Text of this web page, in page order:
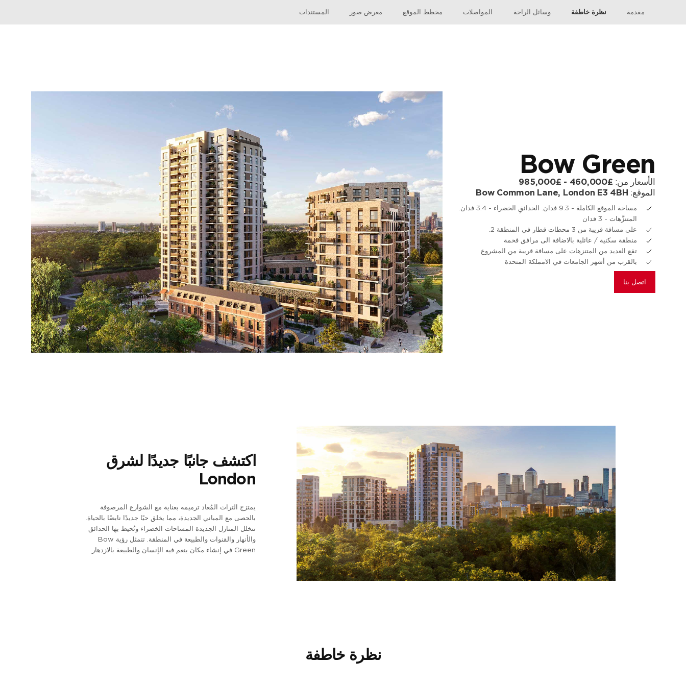
مقدمة نظرة خاطفة وسائل الراحة المواصلات مخطط الموقع معرض صور المستندات
Bow Green
الأسعار من: £460,000 - £985,000
الموقع: Bow Common Lane, London E3 4BH
مساحة الموقع الكاملة - 9.3 فدان. الحدائقِ الخضراء - 3.4 فدان.
المتنزَّهات - 3 فدان
على مسافة قريبة من 3 محطات قطار في المنطقة 2.
منطقة سكنية / عائلية بالاضافة الى مرافق فخمة
تقع العديد من المتنزهات على مسافة قريبة من المشروع
بالقرب من أشهر الجامعات في الامملكة المتحدة
اتصل بنا
اكتشف جانبًا جديدًا لشرق
London
يمتزج التراث المُعاد ترميمه بعناية مع الشوارع المرصوفة
بالحصى مع المباني الجديدة، مما يخلق حيًا جديدًا نابضًا بالحياة.
تتخلل المنازل الجديدة المساحات الخضراء وتُحيط بها الحدائق
والأنهار والقنوات والطبيعة في المنطقة. تتمثل رؤية Bow
Green في إنشاء مكان ينعم فيه الإنسان والطبيعة بالازدهار.
نظرة خاطفة